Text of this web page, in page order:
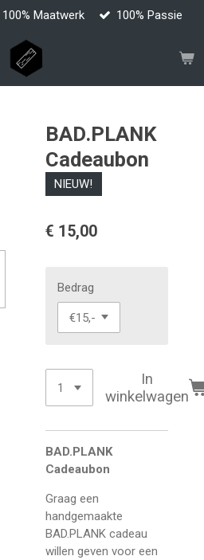
100% Maatwerk 100% Passie
BAD.PLANK
Cadeaubon
NIEUW!
€ 15,00
Bedrag
In
winkelwagen
BAD.PLANK
Cadeaubon
Graag een
handgemaakte
BAD.PLANK cadeau
willen geven voor een